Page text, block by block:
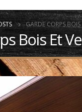
GARDE CORPS
Bois Et